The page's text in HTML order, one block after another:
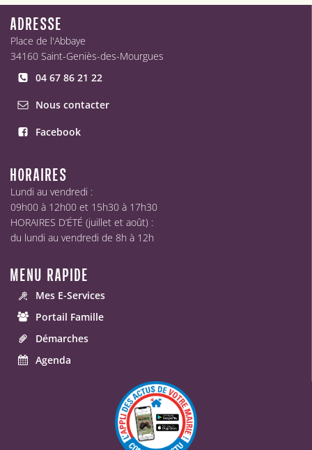
ADRESSE
Place de l'Abbaye
34160 Saint-Geniès-des-Mourgues
04 67 86 21 22
Nous contacter
Facebook
HORAIRES
Lundi au vendredi :
09h00 à 12h00 et 15h30 à 17h30
HORAIRES D’ÉTÉ (juillet et août) :
du lundi au vendredi de 8h à 12h
MENU RAPIDE
Mes E-Services
Portail Famille
Démarches
Agenda